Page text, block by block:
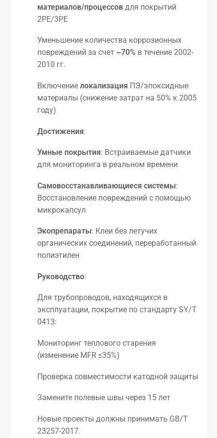
материалов/процессов для покрытий
2PE/3PE
Уменьшение количества коррозионных
повреждений за счет ~70% в течение 2002-
2010 гг.
Включениелокализация ПЭ/эпоксидные
материалы (снижение затрат на 50% к 2005
году)
Достижения:
Умные покрытия: Встраиваемые датчики
для мониторинга в реальном времени
Самовосстанавливающиеся системы:
Восстановление повреждений с помощью
микрокапсул
Экопрепараты: Клеи без летучих
органических соединений, переработанный
полиэтилен
Руководство:
Для трубопроводов, находящихся в
эксплуатации, покрытие по стандарту SY/T
0413:
Мониторинг теплового старения
(изменение MFR ≤35%)
Проверка совместимости катодной защиты
Замените полевые швы через 15 лет
Новые проекты должны принимать GB/T
23257-2017.